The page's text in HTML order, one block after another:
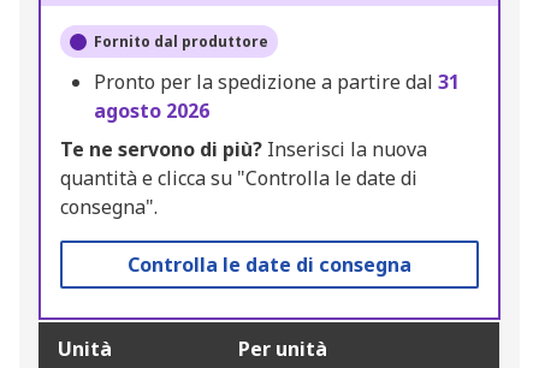
Fornito dal produttore
Pronto per la spedizione a partire dal 31
agosto 2026
Te ne servono di più? Inserisci la nuova
quantità e clicca su "Controlla le date di
consegna".
Controlla le date di consegna
Unità Per unità